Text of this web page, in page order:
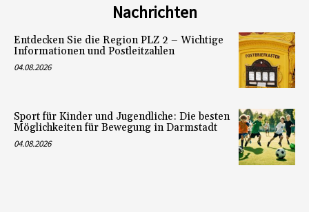
Nachrichten
Entdecken Sie die Region PLZ 2 – Wichtige
Informationen und Postleitzahlen
04.08.2026
Sport für Kinder und Jugendliche: Die besten
Möglichkeiten für Bewegung in Darmstadt
04.08.2026